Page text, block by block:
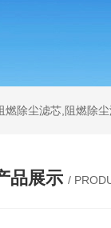
除尘滤芯,阻燃除
品展示 /